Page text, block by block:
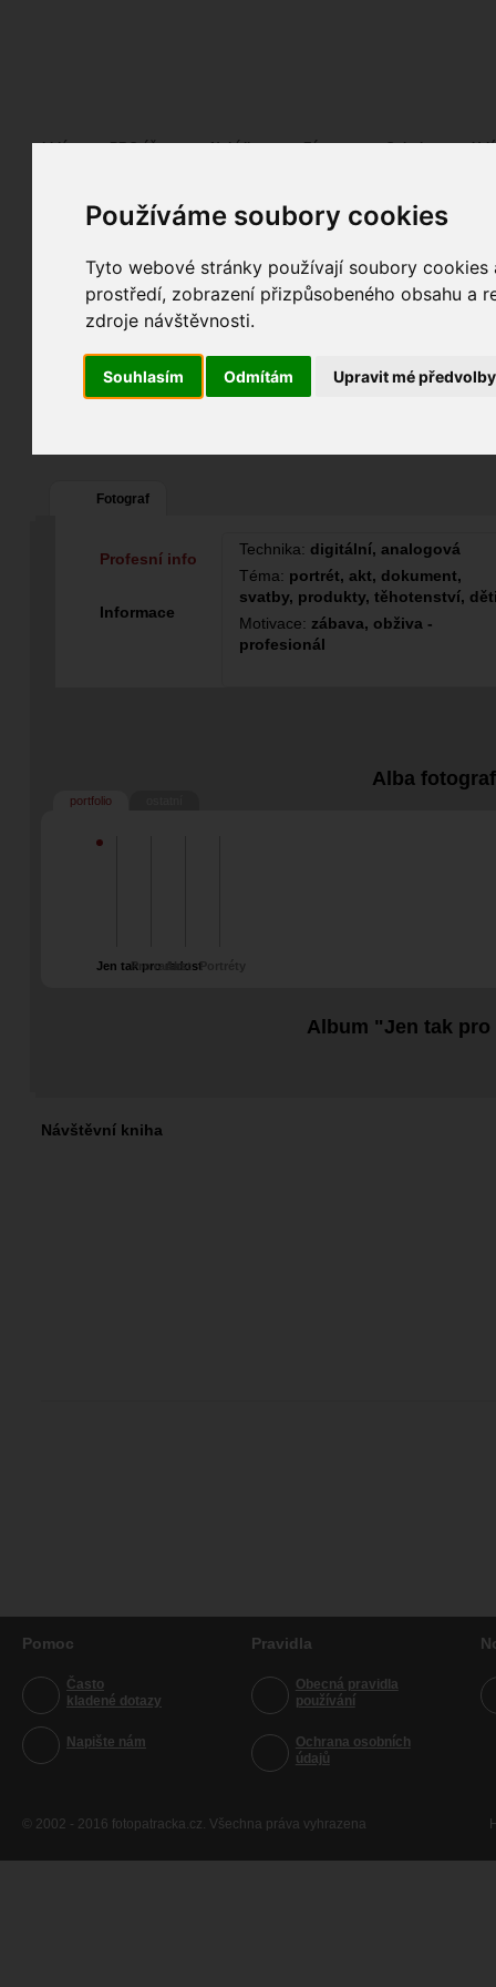
Používáme soubory cookies
Tyto webové stránky používají soubory
prostředí, zobrazení přizpůsobeného obsahu a
zdroje návštěvnosti.
Souhlasím Odmítám Upravit mé předvolby
Lidé PRO účet Nabídky Fórum Galerie
Ladislav Kubesa alias Adal
Pohlaví: muž
Bruntál, Hlučín,...
Jazyk: cs
Poslední přihlášení: 20. 02. 2026
Registrace:25. 05. 2008
20
9
41
Fotograf
Technika: digitální, analogová
Téma: portrét, akt, dokument,
svatby, produkty, těhotenství,
Motivace: zábava, obživa -
profesionál
Profesní info
Informace
Alba
portfolio
Jen tak pro radost
Pro radost
Akt Portréty
Album "Jen tak
Návštěvní kniha
Pomoc
Často
kladené dotazy
Napište nám
Pravidla
Obecná pravidla
používání
Ochrana osobních
údajů
© 2002 - 2016 fotopatracka.cz. Všechna práva vyhrazena